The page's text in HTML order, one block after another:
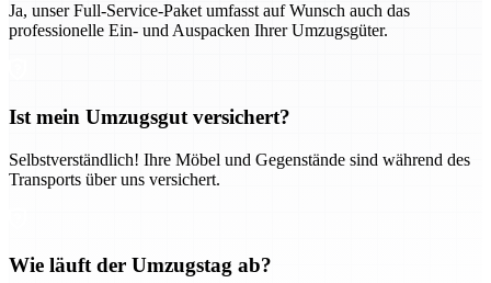
Ja, unser Full-Service-Paket umfasst auf Wunsch auch das
professionelle Ein- und Auspacken Ihrer Umzugsgüter.
Ist mein Umzugsgut versichert?
Selbstverständlich! Ihre Möbel und Gegenstände sind während des
Transports über uns versichert.
Wie läuft der Umzugstag ab?